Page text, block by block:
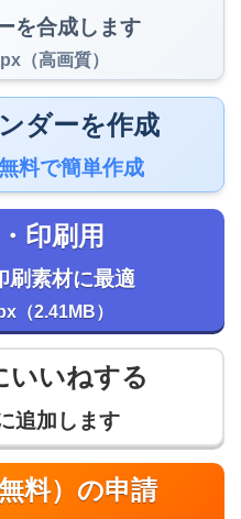
を合成します
（高画質）
ダーを作成
料で簡単作成
印刷用
刷素材に最適
（2.41MB）
いいねする
追加します
料）の申請